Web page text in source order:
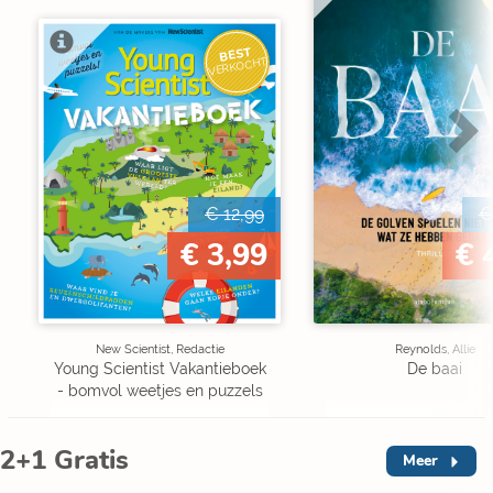
BEST
VERKOCHT
€ 12,99
€ 3,99
New Scientist, Redactie
Young Scientist Vakantieboek
- bomvol weetjes en puzzels
€
€
Reynolds, Allie
De baai
2+1 Gratis Meer